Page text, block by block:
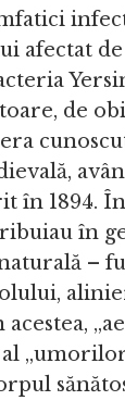
afectat
de
în 1894.
în
–